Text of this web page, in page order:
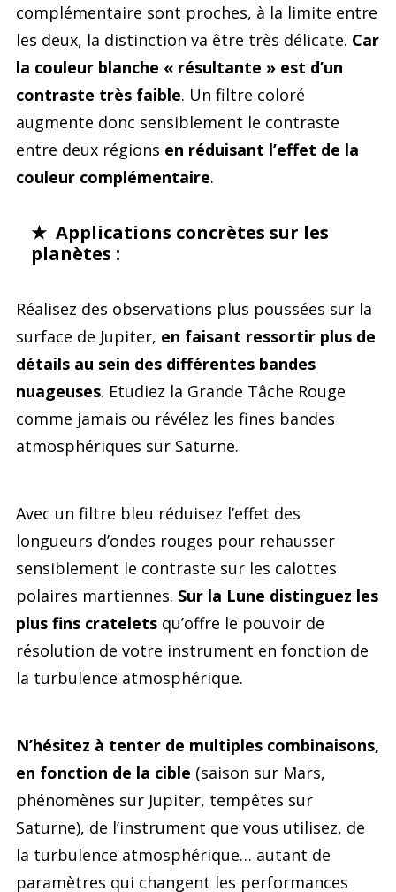
complémentaire sont proches, à la limite entre
les deux, la distinction va être très délicate. Car
la couleur blanche « résultante » est d’un
contraste très faible. Un filtre coloré
augmente donc sensiblement le contraste
entre deux régions en réduisant l’effet de la
couleur complémentaire.
★ Applications concrètes sur les
planètes :
Réalisez des observations plus poussées sur la
surface de Jupiter, en faisant ressortir plus de
détails au sein des différentes bandes
nuageuses. Etudiez la Grande Tâche Rouge
comme jamais ou révélez les fines bandes
atmosphériques sur Saturne.
Avec un filtre bleu réduisez l’effet des
longueurs d’ondes rouges pour rehausser
sensiblement le contraste sur les calottes
polaires martiennes. Sur la Lune distinguez les
plus fins crateletsqu’offre le pouvoir de
résolution de votre instrument en fonction de
la turbulence atmosphérique.
N’hésitez à tenter de multiples combinaisons,
en fonction de la cible (saison sur Mars,
phénomènes sur Jupiter, tempêtes sur
Saturne), de l’instrument que vous utilisez, de
la turbulence atmosphérique… autant de
paramètres qui changent les performances